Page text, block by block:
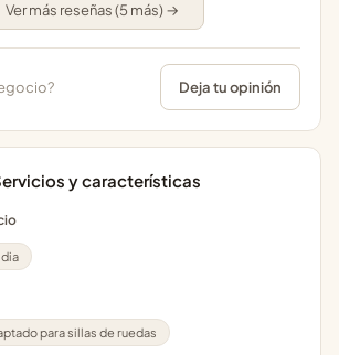
Ver más reseñas (5 más) →
Deja tu opinión
y características
para sillas de ruedas